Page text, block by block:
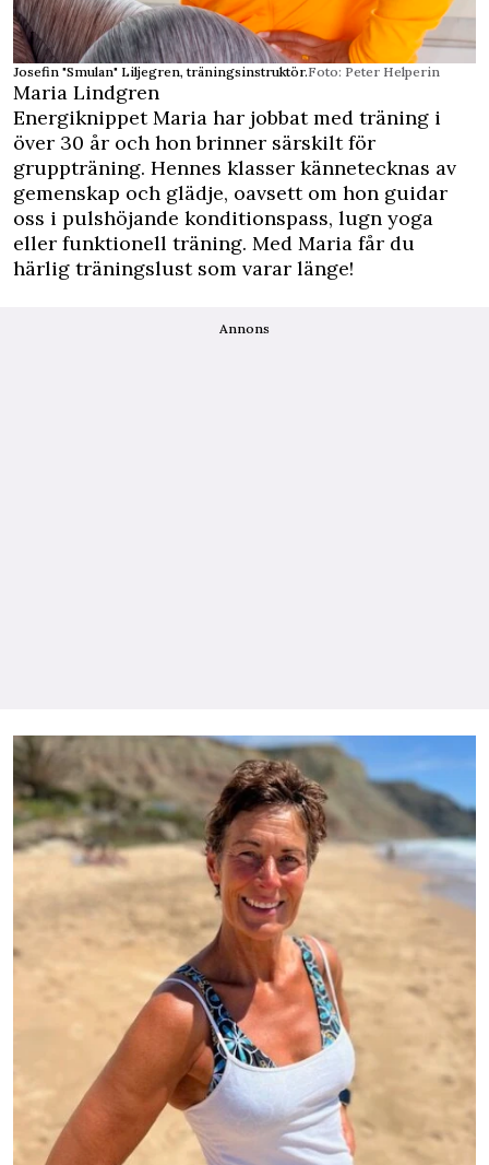
Josefin "Smulan" Liljegren, träningsinstruktör.Foto: Peter Helperin
Maria Lindgren
Energiknippet Maria har jobbat med träning i
över 30 år och hon brinner särskilt för
gruppträning. Hennes klasser kännetecknas av
gemenskap och glädje, oavsett om hon guidar
oss i pulshöjande konditionspass, lugn yoga
eller funktionell träning. Med Maria får du
härlig träningslust som varar länge!
Annons